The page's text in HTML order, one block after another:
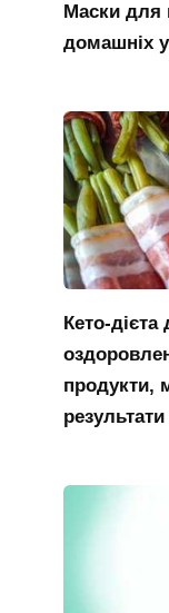
Маски для
домашніх
Кето-дієта
продукти,
результати